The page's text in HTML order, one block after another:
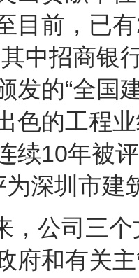
目前，已
中招商银
发的“全国
色的工程
续10年被
深圳市建
公司三个
府和有关